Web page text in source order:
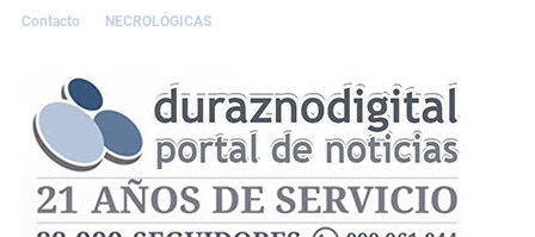
Contacto NECROLÓGICAS